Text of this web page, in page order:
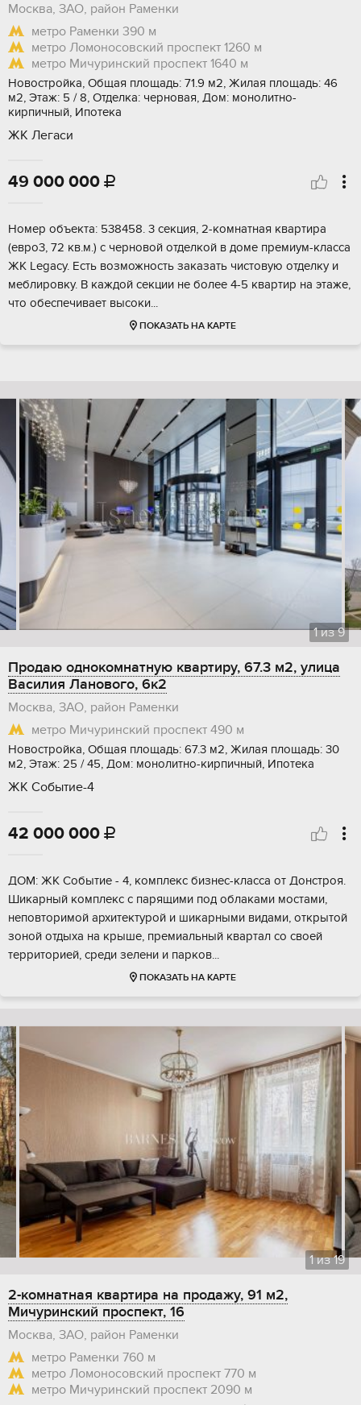
Москва, ЗАО, район Раменки
метро Раменки 390 м
метро Ломоносовский проспект 1260 м
метро Мичуринский проспект 1640 м
Новостройка, Общая площадь: 71.9 м2, Жилая площадь: 46
м2, Этаж: 5 / 8, Отделка: черновая, Дом: монолитно-
кирпичный, Ипотека
ЖК Легаси
49 000 000 
Номер объекта: 538458. 3 секция, 2-комнатная квартира
(евро3, 72 кв.м.) с черновой отделкой в доме премиум-класса
ЖК Legacy. Есть возможность заказать чистовую отделку и
меблировку. В каждой секции не более 4-5 квартир на этаже,
что обеспечивает высоки...
ПОКАЗАТЬ НА КАРТЕ
1из9
Продаю однокомнатную квартиру, 67.3 м2, улица
Василия Ланового, 6к2
Москва, ЗАО, район Раменки
метро Мичуринский проспект 490 м
Новостройка, Общая площадь: 67.3 м2, Жилая площадь: 30
м2, Этаж: 25 / 45, Дом: монолитно-кирпичный, Ипотека
ЖК Событие-4
42 000 000 
ДОМ: ЖК Событие - 4, комплекс бизнес-класса от Донстроя.
Шикарный комплекс с парящими под облаками мостами,
неповторимой архитектурой и шикарными видами, открытой
зоной отдыха на крыше, премиальный квартал со своей
территорией, среди зелени и парков...
ПОКАЗАТЬ НА КАРТЕ
1из19
2-комнатная квартира на продажу, 91 м2,
Мичуринский проспект, 16
Москва, ЗАО, район Раменки
метро Раменки 760 м
метро Ломоносовский проспект 770 м
метро Мичуринский проспект 2090 м